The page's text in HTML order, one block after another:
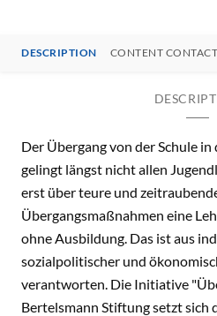
DESCRIPTION CONTENT
Der Übergang von der Schule
gelingt längst nicht allen
erst über teure und
Übergangsmaßnahmen eine
ohne Ausbildung. Das ist aus
sozialpolitischer und
verantworten. Die Initiative
Bertelsmann Stiftung setzt sich